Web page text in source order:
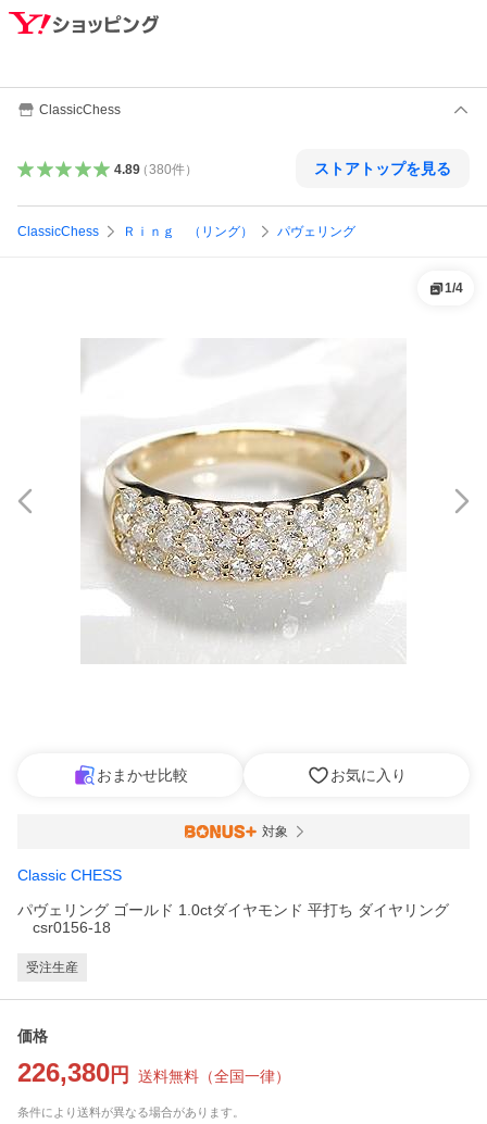
ClassicChess
4.89（380件） ストアトップを見る
ClassicChess Ｒｉｎｇ （リング） パヴェリング
1/4
おまかせ比較 お気に入り
対象
Classic CHESS
パヴェリング ゴールド 1.0ctダイヤモンド 平打ち ダイヤリング
csr0156-18
受注生産
価格
226,380 円 送料無料 （全国一律）
条件により送料が異なる場合があります。